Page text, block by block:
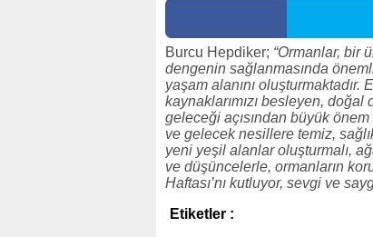
Burcu Hepdiker; “Ormanlar, bir
dengenin sağlanmasında
yaşam alanını
kaynaklarımızı besleyen, doğal
geleceği açısından büyük
ve gelecek nesillere temiz,
yeni yeşil alanlar oluşturmalı,
ve düşüncelerle, ormanların
Haftası’nı kutluyor, sevgi ve
Etiketler :